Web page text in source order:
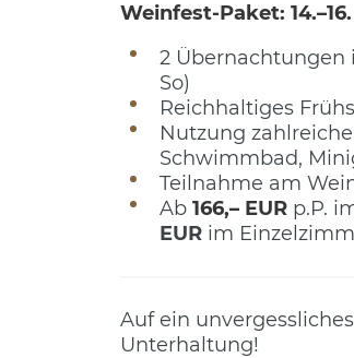
Weinfest-Paket:
2 Übernachtungen
So)
Reichhaltiges
Nutzung
Schwimmbad,
Teilnahme am
Ab 166,– EUR p.P.
EUR im
Auf ein
Unterhaltung!